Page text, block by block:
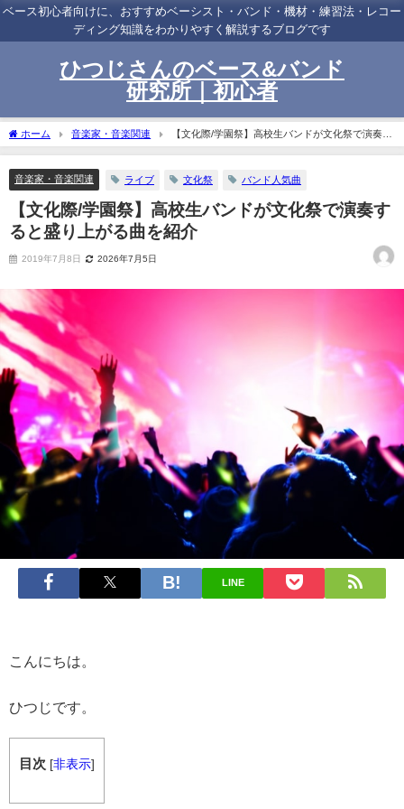
ベース初心者向けに、おすすめベーシスト・バンド・機材・練習法・レコー
ディング知識をわかりやすく解説するブログです
ひつじさんのベース&バンド
研究所｜初心者
ホーム 音楽家・音楽関連
【文化際/学園祭】高校生バンドが文化祭で演奏す
ると盛り上がる曲を紹介
音楽家・音楽関連 ライブ 文化祭 バンド人気曲
【文化際/学園祭】高校生バンドが文化祭で演奏す
ると盛り上がる曲を紹介
2019年7月8日 2026年7月5日
LINE
こんにちは。
ひつじです。
目次 [非表示]